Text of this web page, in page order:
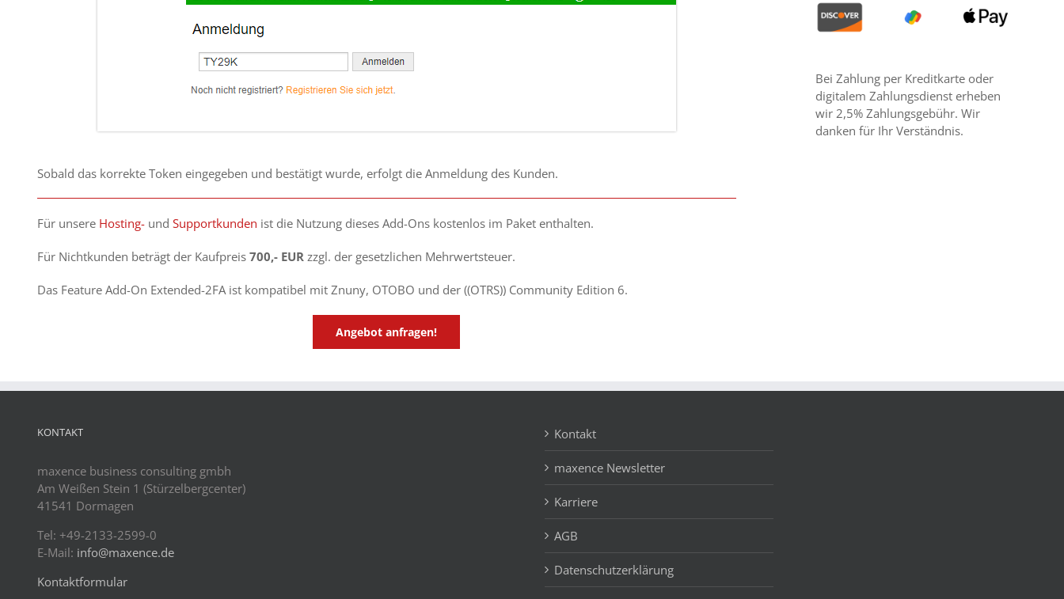
Sobald das korrekte Token eingegeben und bestätigt wurde, erfolgt die Anmeldung des Kunden.
Für unsere Hosting-und Supportkunden ist die Nutzung dieses Add-Ons kostenlos im Paket enthalten.
Für Nichtkunden beträgt der Kaufpreis 700,- EUR zzgl. der gesetzlichen Mehrwertsteuer.
Das Feature Add-On Extended-2FA ist kompatibel mit Znuny, OTOBO und der ((OTRS)) Community Edition 6.
Angebot anfragen!
Bei Zahlung per Kreditkarte oder
digitalem Zahlungsdienst erheben
wir 2,5% Zahlungsgebühr. Wir
danken für Ihr Verständnis.
KONTAKT
maxence business consulting gmbh
Am Weißen Stein 1 (Stürzelbergcenter)
41541 Dormagen
Tel: +49-2133-2599-0
E-Mail: info@maxence.de
Kontaktformular
Kontakt
maxence Newsletter
Karriere
AGB
Datenschutzerklärung